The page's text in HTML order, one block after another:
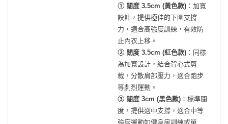
① 闊度 3.5cm (黃色款) ：加寬
設計，提供極佳的下圍支撐
力，適合高強度訓練，有效防
止內衣上移。
② 闊度 3.5cm (紅色款) ：同樣
為加寬設計，結合背心式剪
裁，分散肩部壓力，適合跑步
等劇烈運動。
③ 闊度 3cm (黑色款) ：標準闊
度，提供適中支撐，適合中等
強度運動如健身房訓練或單